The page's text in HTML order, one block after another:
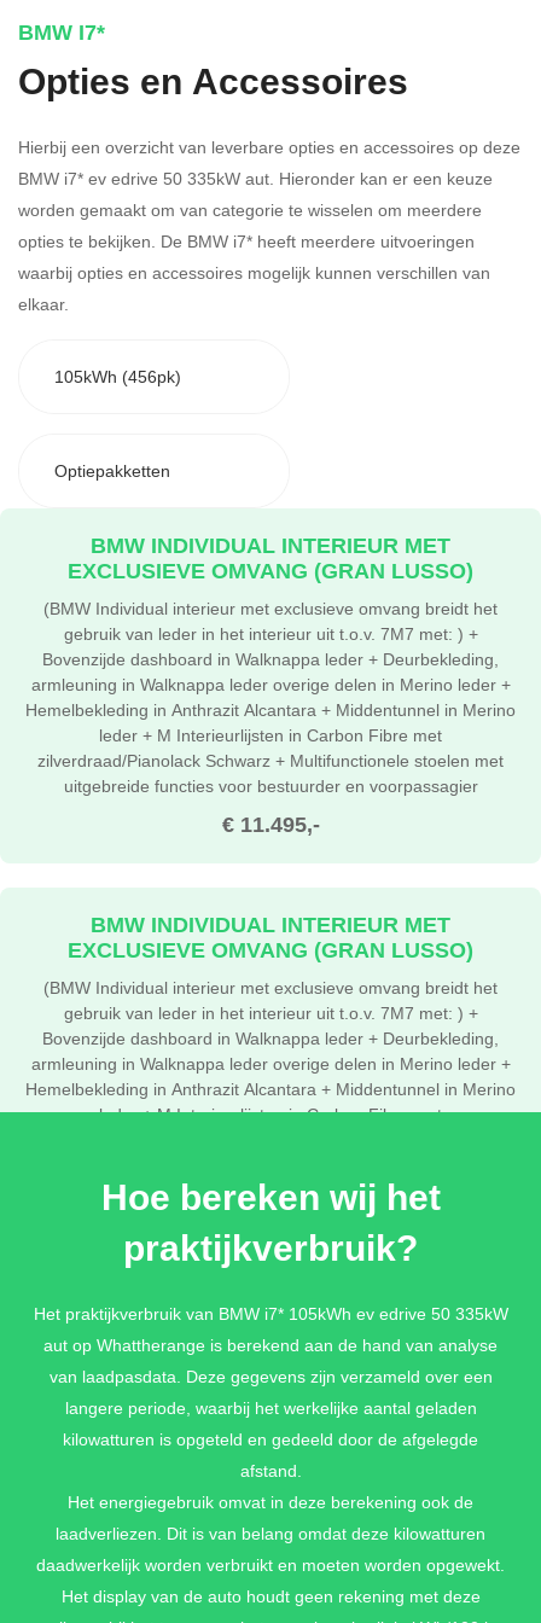
BMW I7*
Opties en Accessoires
Hierbij een overzicht van leverbare opties en accessoires op deze
BMW i7* ev edrive 50 335kW aut. Hieronder kan er een keuze
worden gemaakt om van categorie te wisselen om meerdere
opties te bekijken. De BMW i7* heeft meerdere uitvoeringen
waarbij opties en accessoires mogelijk kunnen verschillen van
elkaar.
105kWh (456pk)
Optiepakketten
€ 11.495,-
BMW INDIVIDUAL INTERIEUR MET
EXCLUSIEVE OMVANG (GRAN LUSSO)
(BMW Individual interieur met exclusieve omvang breidt het
gebruik van leder in het interieur uit t.o.v. 7M7 met: ) +
Bovenzijde dashboard in Walknappa leder + Deurbekleding,
armleuning in Walknappa leder overige delen in Merino leder +
Hemelbekleding in Anthrazit Alcantara + Middentunnel in Merino
leder + M Interieurlijsten in Carbon Fibre met
zilverdraad/Pianolack Schwarz + Multifunctionele stoelen met
uitgebreide functies voor bestuurder en voorpassagier
€ 13.995,-
BMW INDIVIDUAL INTERIEUR MET
EXCLUSIEVE OMVANG (GRAN LUSSO)
(BMW Individual interieur met exclusieve omvang breidt het
gebruik van leder in het interieur uit t.o.v. 7M7 met: ) +
Bovenzijde dashboard in Walknappa leder + Deurbekleding,
armleuning in Walknappa leder overige delen in Merino leder +
Hemelbekleding in Anthrazit Alcantara + Middentunnel in Merino
leder + M Interieurlijsten in Carbon Fibre met
€ 1.995,-
BMW INDIVIDUAL INTERIEUR
Interieurlijsten in edelhoutuitvoering Spiegeleiche Grau-metallic
hoogglans + Multifunctionele stoelen met uitgebreide functies
voor bestuurder en voorpassagier + M Hemelbekleding in
Anthrazit
BMW INDIVIDUAL INTERIEUR
Interieurlijsten in edelhoutuitvoering Spiegeleiche Grau-metallic
hoogglans + Multifunctionele stoelen met uitgebreide functies
Hoe bereken wij het
praktijkverbruik?
Het praktijkverbruik van BMW i7* 105kWh ev edrive 50 335kW
aut op Whattherange is berekend aan de hand van analyse
van laadpasdata. Deze gegevens zijn verzameld over een
langere periode, waarbij het werkelijke aantal geladen
kilowatturen is opgeteld en gedeeld door de afgelegde
afstand.
Het energiegebruik omvat in deze berekening ook de
laadverliezen. Dit is van belang omdat deze kilowatturen
daadwerkelijk worden verbruikt en moeten worden opgewekt.
Het display van de auto houdt geen rekening met deze